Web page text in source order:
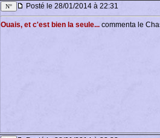
Posté le 28/01/2014 à 22:31
Ouais, et c'est bien la seule... commenta le